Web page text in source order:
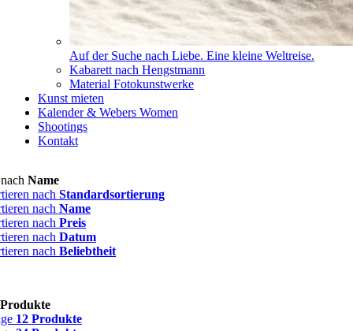
Auf der Suche nach Liebe. Eine kleine Weltreise.
Kabarett nach Hengstmann
Material Fotokunstwerke
Kunst mieten
Kalender & Webers Women
Shootings
Kontakt
Name
nach Standardsortierung
nach Name
nach Preis
nach Datum
nach Beliebtheit
12 Produkte